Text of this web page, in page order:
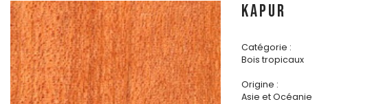
KAPUR
Catégorie :
Bois tropicaux
Origine :
Asie et Océanie